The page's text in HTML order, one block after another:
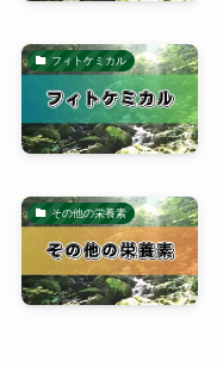
フィトケミカル
その他の栄養素